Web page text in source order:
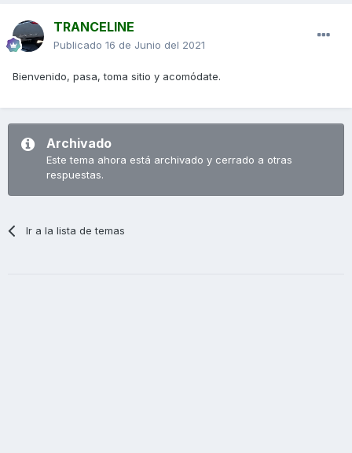
TRANCELINE
Publicado 16 de Junio del 2021
Bienvenido, pasa, toma sitio y acomódate.
Archivado
Este tema ahora está archivado y cerrado a otras
respuestas.
Ir a la lista de temas